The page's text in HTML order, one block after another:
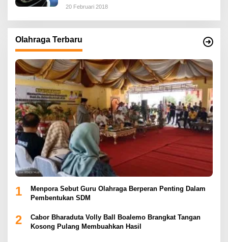
20 Februari 2018
Olahraga Terbaru
1
Menpora Sebut Guru Olahraga Berperan Penting Dalam
Pembentukan SDM
2
Cabor Bharaduta Volly Ball Boalemo Brangkat Tangan
Kosong Pulang Membuahkan Hasil